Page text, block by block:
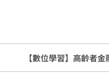
【數位學習】高齡者